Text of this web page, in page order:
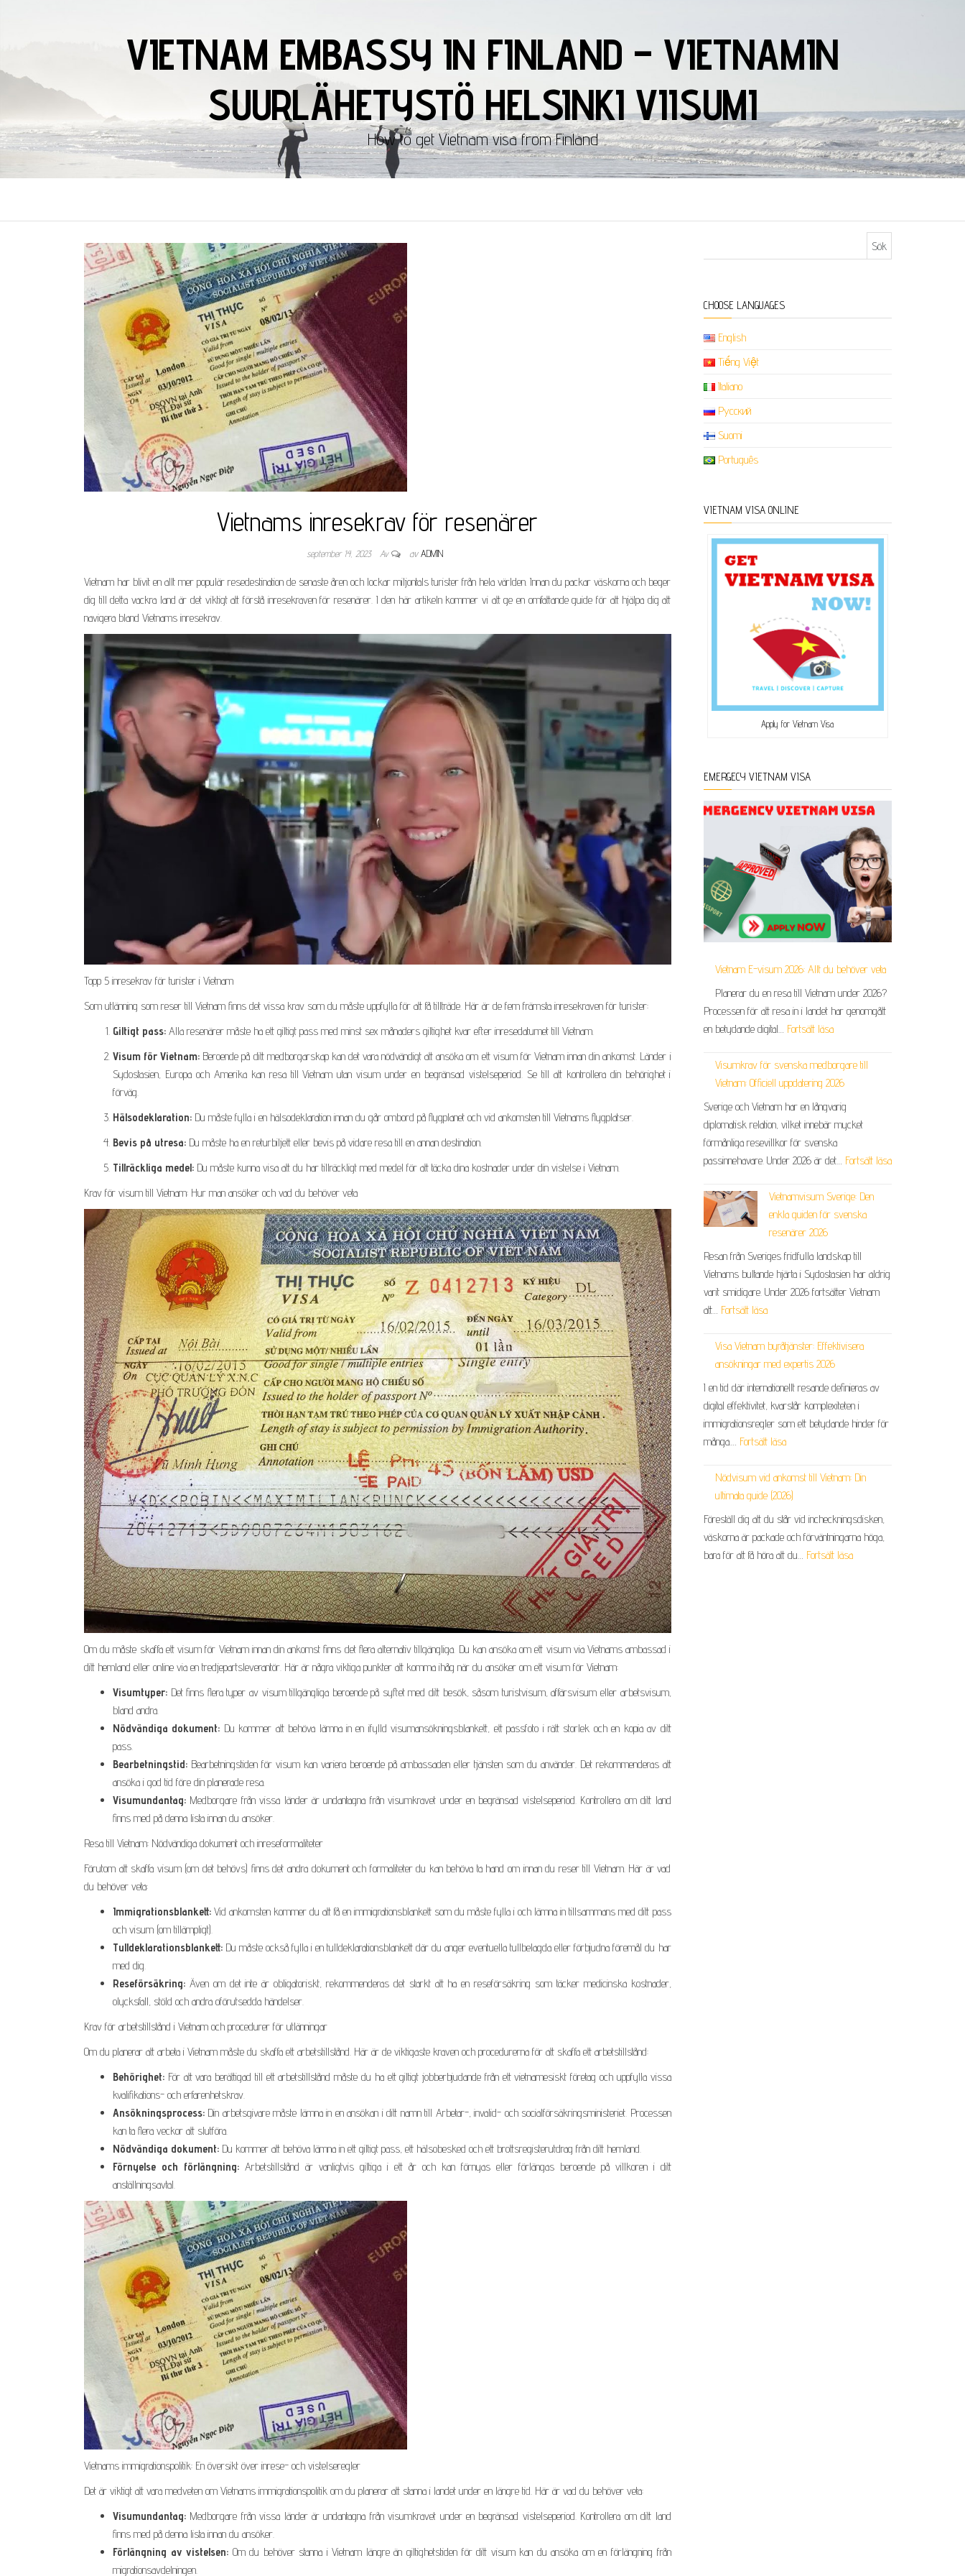
VIETNAM EMBASSY IN FINLAND – VIETNAMIN
SUURLÄHETYSTÖ HELSINKI VIISUMI
How to get Vietnam visa from Finland
Vietnams inresekrav för resenärer
september 14, 2023 Av av ADMIN
Vietnam har blivit en allt mer populär resedestination de senaste åren och lockar miljontals turister från hela världen. Innan du packar väskorna och beger
dig till detta vackra land är det viktigt att förstå inresekraven för resenärer. I den här artikeln kommer vi att ge en omfattande guide för att hjälpa dig att
navigera bland Vietnams inresekrav.
Topp 5 inresekrav för turister i Vietnam
Som utlänning som reser till Vietnam finns det vissa krav som du måste uppfylla för att få tillträde. Här är de fem främsta inresekraven för turister:
Giltigt pass: Alla resenärer måste ha ett giltigt pass med minst sex månaders giltighet kvar efter inresedatumet till Vietnam.
Visum för Vietnam: Beroende på ditt medborgarskap kan det vara nödvändigt att ansöka om ett visum för Vietnam innan din ankomst. Länder i
Sydostasien, Europa och Amerika kan resa till Vietnam utan visum under en begränsad vistelseperiod. Se till att kontrollera din behörighet i
förväg.
Hälsodeklaration: Du måste fylla i en hälsodeklaration innan du går ombord på flygplanet och vid ankomsten till Vietnams flygplatser.
Bevis på utresa: Du måste ha en returbiljett eller bevis på vidare resa till en annan destination.
Tillräckliga medel: Du måste kunna visa att du har tillräckligt med medel för att täcka dina kostnader under din vistelse i Vietnam.
Krav för visum till Vietnam: Hur man ansöker och vad du behöver veta
Om du måste skaffa ett visum för Vietnam innan din ankomst finns det flera alternativ tillgängliga. Du kan ansöka om ett visum via Vietnams ambassad i
ditt hemland eller online via en tredjepartsleverantör. Här är några viktiga punkter att komma ihåg när du ansöker om ett visum för Vietnam:
Visumtyper: Det finns flera typer av visum tillgängliga beroende på syftet med ditt besök, såsom turistvisum, affärsvisum eller arbetsvisum,
bland andra.
Nödvändiga dokument: Du kommer att behöva lämna in en ifylld visumansökningsblankett, ett passfoto i rätt storlek och en kopia av ditt
pass.
Bearbetningstid: Bearbetningstiden för visum kan variera beroende på ambassaden eller tjänsten som du använder. Det rekommenderas att
ansöka i god tid före din planerade resa.
Visumundantag: Medborgare från vissa länder är undantagna från visumkravet under en begränsad vistelseperiod. Kontrollera om ditt land
finns med på denna lista innan du ansöker.
Resa till Vietnam: Nödvändiga dokument och inreseformaliteter
Förutom att skaffa visum (om det behövs) finns det andra dokument och formaliteter du kan behöva ta hand om innan du reser till Vietnam. Här är vad
du behöver veta:
Immigrationsblankett: Vid ankomsten kommer du att få en immigrationsblankett som du måste fylla i och lämna in tillsammans med ditt pass
och visum (om tillämpligt).
Tulldeklarationsblankett: Du måste också fylla i en tulldeklarationsblankett där du anger eventuella tullbelagda eller förbjudna föremål du har
med dig.
Reseförsäkring: Även om det inte är obligatoriskt, rekommenderas det starkt att ha en reseförsäkring som täcker medicinska kostnader,
olycksfall, stöld och andra oförutsedda händelser.
Krav för arbetstillstånd i Vietnam och procedurer för utlänningar
Om du planerar att arbeta i Vietnam måste du skaffa ett arbetstillstånd. Här är de viktigaste kraven och procedurerna för att skaffa ett arbetstillstånd:
Behörighet: För att vara berättigad till ett arbetstillstånd måste du ha ett giltigt jobberbjudande från ett vietnamesiskt företag och uppfylla vissa
kvalifikations- och erfarenhetskrav.
Ansökningsprocess: Din arbetsgivare måste lämna in en ansökan i ditt namn till Arbetar-, invalid- och socialförsäkringsministeriet. Processen
kan ta flera veckor att slutföra.
Nödvändiga dokument: Du kommer att behöva lämna in ett giltigt pass, ett hälsobesked och ett brottsregisterutdrag från ditt hemland.
Förnyelse och förlängning:Arbetstillstånd är vanligtvis giltiga i ett år och kan förnyas eller förlängas beroende på villkoren i ditt
anställningsavtal.
Vietnams immigrationspolitik: En översikt över inrese- och vistelseregler
Det är viktigt att vara medveten om Vietnams immigrationspolitik om du planerar att stanna i landet under en längre tid. Här är vad du behöver veta:
Visumundantag: Medborgare från vissa länder är undantagna från visumkravet under en begränsad vistelseperiod. Kontrollera om ditt land
finns med på denna lista innan du ansöker.
Förlängning av vistelsen: Om du behöver stanna i Vietnam längre än giltighetstiden för ditt visum kan du ansöka om en förlängning från
migrationsavdelningen.
CHOOSE LANGUAGES
English
Tiếng Việt
Italiano
Русский
Suomi
Português
VIETNAM VISA ONLINE
Apply for Vietnam Visa
EMERGECY VIETNAM VISA
Vietnam E-visum 2026: Allt du behöver veta
Planerar du en resa till Vietnam under 2026?
Processen för att resa in i landet har genomgått
en betydande digital… Fortsätt läsa
Visumkrav för svenska medborgare till
Vietnam: Officiell uppdatering 2026
Sverige och Vietnam har en långvarig
diplomatisk relation, vilket innebär mycket
förmånliga resevillkor för svenska
passinnehavare. Under 2026 är det… Fortsätt läsa
Vietnamvisum Sverige: Den
enkla guiden för svenska
resenärer 2026
Resan från Sveriges fridfulla landskap till
Vietnams bultande hjärta i Sydostasien har aldrig
varit smidigare. Under 2026 fortsätter Vietnam
att… Fortsätt läsa
Visa Vietnam byråtjänster: Effektivisera
ansökningar med expertis 2026
I en tid där internationellt resande definieras av
digital effektivitet, kvarstår komplexiteten i
immigrationsregler som ett betydande hinder för
många.… Fortsätt läsa
Nödvisum vid ankomst till Vietnam: Din
ultimata guide (2026)
Föreställ dig att du står vid incheckningsdisken,
väskorna är packade och förväntningarna höga,
bara för att få höra att du… Fortsätt läsa